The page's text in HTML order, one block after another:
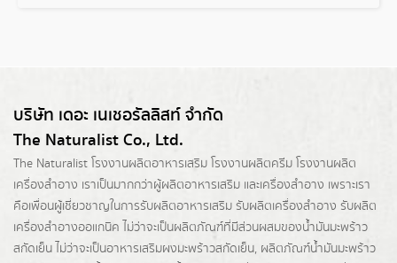
บริษัท เดอะ เนเชอรัลลิสท์ จำกัด
The Naturalist Co., Ltd.
The Naturalist โรงงานผลิตอาหารเสริม โรงงานผลิตครีม โรงงานผลิต
เครื่องสำอาง เราเป็นมากกว่าผู้ผลิตอาหารเสริม และเครื่องสำอาง เพราะเรา
คือเพื่อนผู้เชี่ยวชาญในการรับผลิตอาหารเสริม รับผลิตเครื่องสำอาง รับผลิต
เครื่องสำอางออแกนิค ไม่ว่าจะเป็นผลิตภัณฑ์ที่มีส่วนผสมของน้ำมันมะพร้าว
สกัดเย็น ไม่ว่าจะเป็นอาหารเสริมผงมะพร้าวสกัดเย็น, ผลิตภัณฑ์น้ำมันมะพร้าว